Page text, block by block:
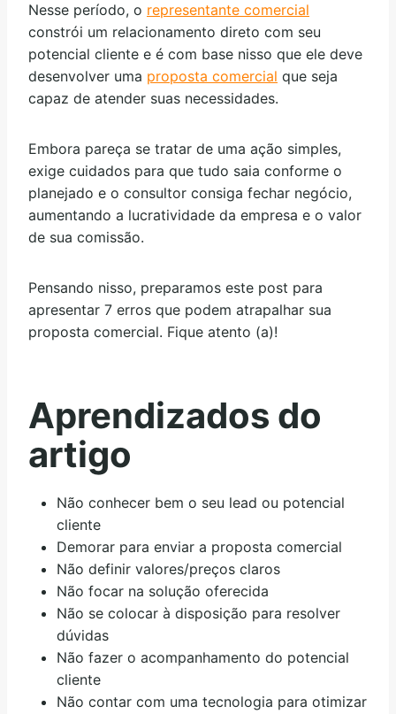
Nesse período, o representante comercial
constrói um relacionamento direto com seu
potencial cliente e é com base nisso que ele deve
desenvolver uma proposta comercial que seja
capaz de atender suas necessidades.
Embora pareça se tratar de uma ação simples,
exige cuidados para que tudo saia conforme o
planejado e o consultor consiga fechar negócio,
aumentando a lucratividade da empresa e o valor
de sua comissão.
Pensando nisso, preparamos este post para
apresentar 7 erros que podem atrapalhar sua
proposta comercial. Fique atento (a)!
Aprendizados do
artigo
Não conhecer bem o seu lead ou potencial
cliente
Demorar para enviar a proposta comercial
Não definir valores/preços claros
Não focar na solução oferecida
Não se colocar à disposição para resolver
dúvidas
Não fazer o acompanhamento do potencial
cliente
Não contar com uma tecnologia para otimizar